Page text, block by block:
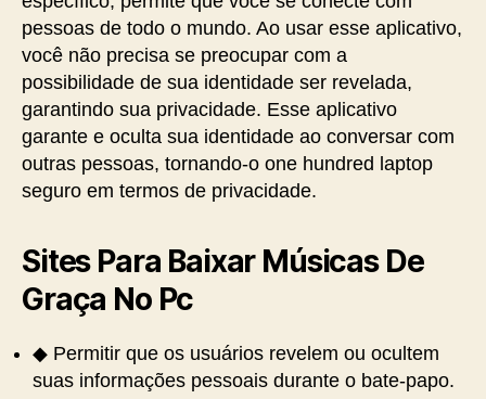
pessoas de todo o mundo. Ao usar esse aplicativo,
você não precisa se preocupar com a
possibilidade de sua identidade ser revelada,
garantindo sua privacidade. Esse aplicativo
garante e oculta sua identidade ao conversar com
outras pessoas, tornando-o one hundred laptop
seguro em termos de privacidade.
Sites Para Baixar Músicas De
Graça No Pc
◆ Permitir que os usuários revelem ou ocultem
suas informações pessoais durante o bate-papo.